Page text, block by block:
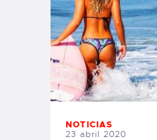
NOTICIAS
23 abril 2020